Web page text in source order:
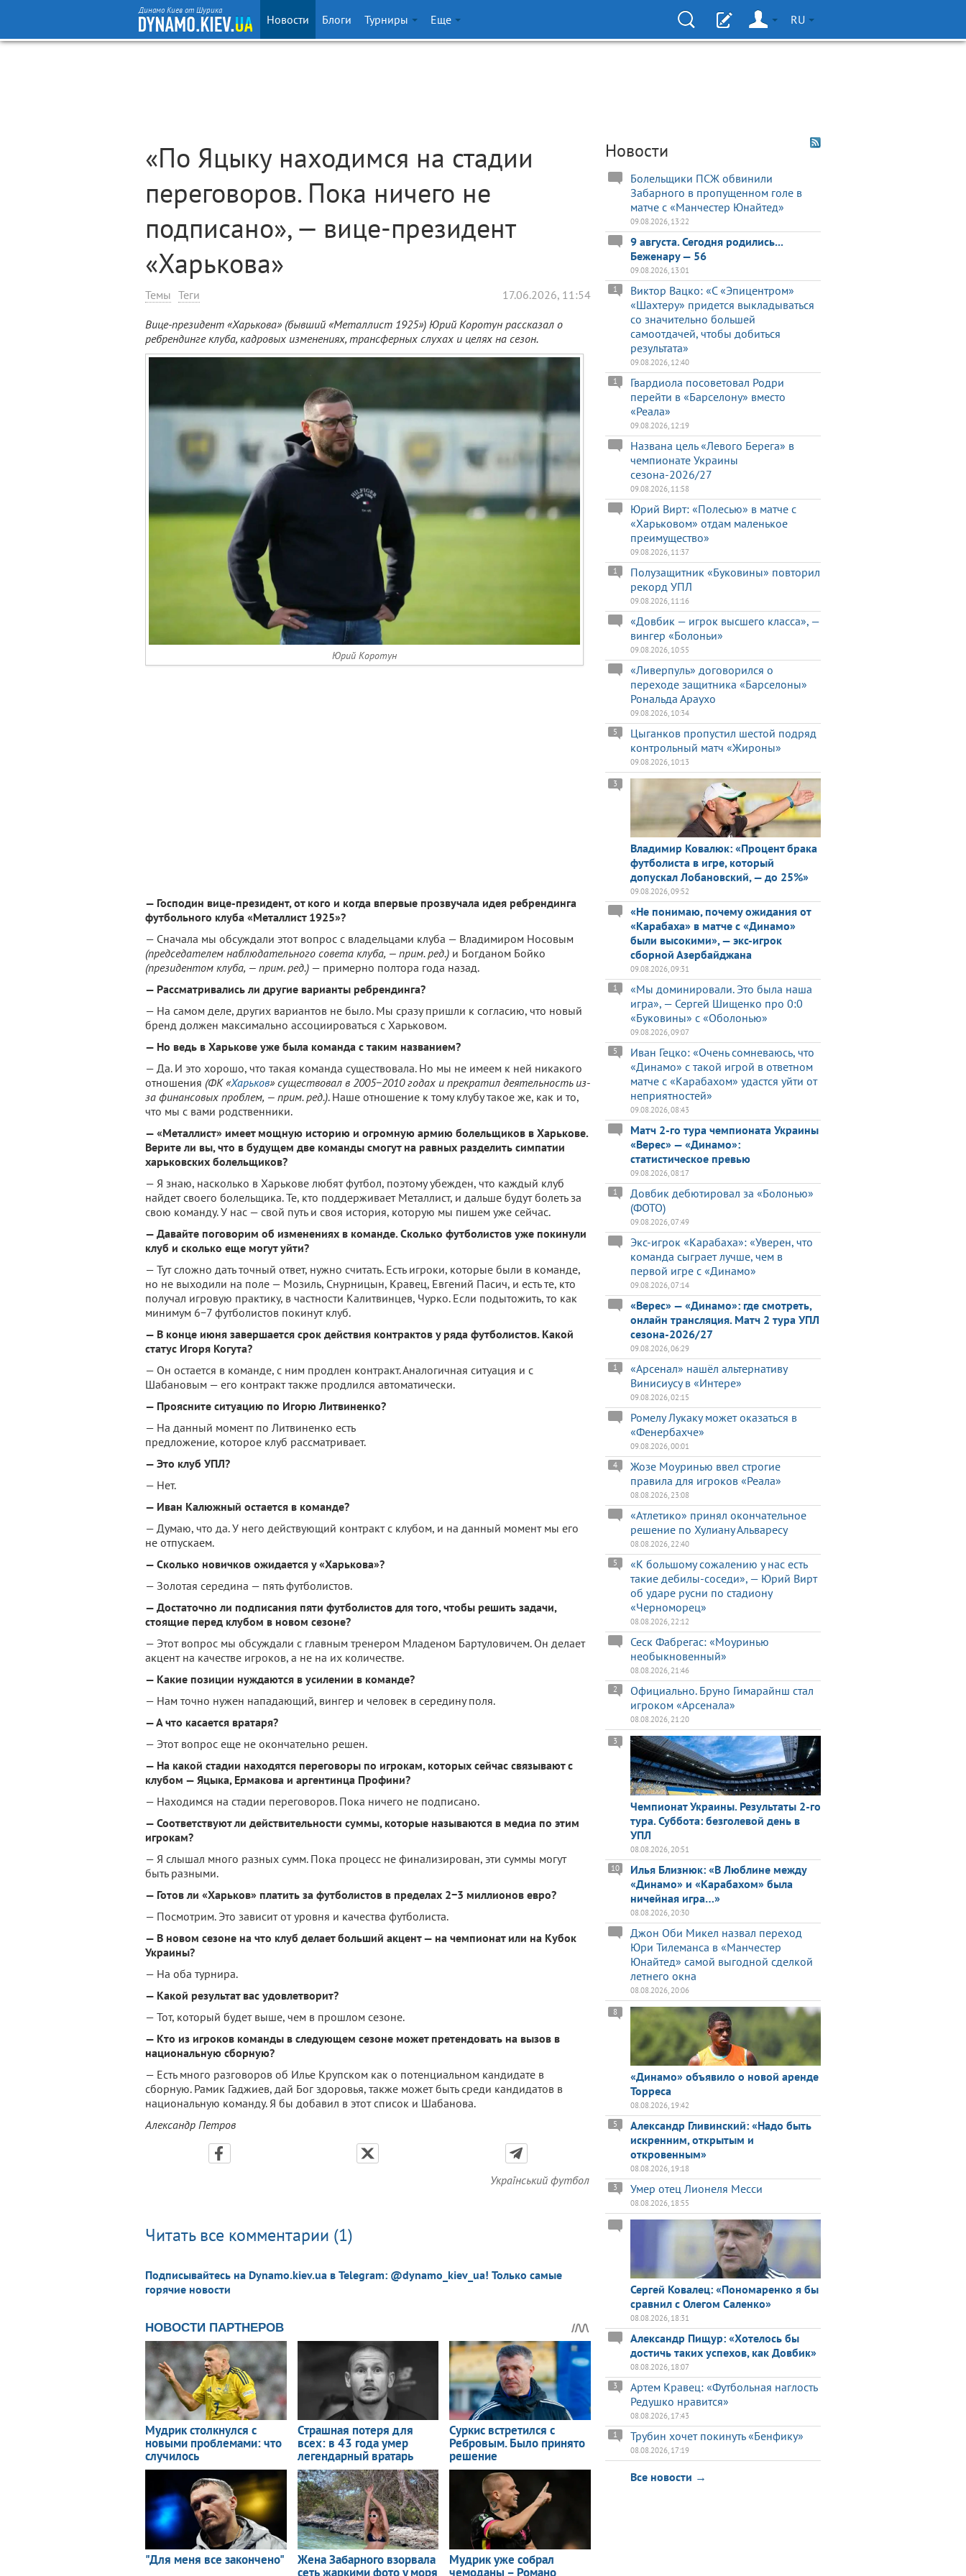
Динамо Киев от Шурика
Новости Блоги Турниры Еще RU
«По Яцыку находимся на стадии
переговоров. Пока ничего не
подписано», — вице-президент
«Харькова»
Темы Теги 17.06.2026, 11:54
Вице-президент «Харькова» (бывший «Металлист 1925») Юрий Коротун рассказал о
ребрендинге клуба, кадровых изменениях, трансферных слухах и целях на сезон.
Юрий Коротун
— Господин вице-президент, от кого и когда впервые прозвучала идея ребрендинга
футбольного клуба «Металлист 1925»?
— Сначала мы обсуждали этот вопрос с владельцами клуба — Владимиром Носовым
(председателем наблюдательного совета клуба, — прим. ред.) и Богданом Бойко
(президентом клуба, — прим. ред.) — примерно полтора года назад.
— Рассматривались ли другие варианты ребрендинга?
— На самом деле, других вариантов не было. Мы сразу пришли к согласию, что новый
бренд должен максимально ассоциироваться с Харьковом.
— Но ведь в Харькове уже была команда с таким названием?
— Да. И это хорошо, что такая команда существовала. Но мы не имеем к ней никакого
отношения (ФК «Харьков» существовал в 2005−2010 годах и прекратил деятельность из-
за финансовых проблем, — прим. ред.). Наше отношение к тому клубу такое же, как и то,
что мы с вами родственники.
— «Металлист» имеет мощную историю и огромную армию болельщиков в Харькове.
Верите ли вы, что в будущем две команды смогут на равных разделить симпатии
харьковских болельщиков?
— Я знаю, насколько в Харькове любят футбол, поэтому убежден, что каждый клуб
найдет своего болельщика. Те, кто поддерживает Металлист, и дальше будут болеть за
свою команду. У нас — свой путь и своя история, которую мы пишем уже сейчас.
— Давайте поговорим об изменениях в команде. Сколько футболистов уже покинули
клуб и сколько еще могут уйти?
— Тут сложно дать точный ответ, нужно считать. Есть игроки, которые были в команде,
но не выходили на поле — Мозиль, Снурницын, Кравец, Евгений Пасич, и есть те, кто
получал игровую практику, в частности Калитвинцев, Чурко. Если подытожить, то как
минимум 6−7 футболистов покинут клуб.
— В конце июня завершается срок действия контрактов у ряда футболистов. Какой
статус Игоря Когута?
— Он остается в команде, с ним продлен контракт. Аналогичная ситуация и с
Шабановым — его контракт также продлился автоматически.
— Проясните ситуацию по Игорю Литвиненко?
— На данный момент по Литвиненко есть
предложение, которое клуб рассматривает.
— Это клуб УПЛ?
— Нет.
— Иван Калюжный остается в команде?
— Думаю, что да. У него действующий контракт с клубом, и на данный момент мы его
не отпускаем.
— Сколько новичков ожидается у «Харькова»?
— Золотая середина — пять футболистов.
— Достаточно ли подписания пяти футболистов для того, чтобы решить задачи,
стоящие перед клубом в новом сезоне?
— Этот вопрос мы обсуждали с главным тренером Младеном Бартуловичем. Он делает
акцент на качестве игроков, а не на их количестве.
— Какие позиции нуждаются в усилении в команде?
— Нам точно нужен нападающий, вингер и человек в середину поля.
— А что касается вратаря?
— Этот вопрос еще не окончательно решен.
— На какой стадии находятся переговоры по игрокам, которых сейчас связывают с
клубом — Яцыка, Ермакова и аргентинца Профини?
— Находимся на стадии переговоров. Пока ничего не подписано.
— Соответствуют ли действительности суммы, которые называются в медиа по этим
игрокам?
— Я слышал много разных сумм. Пока процесс не финализирован, эти суммы могут
быть разными.
— Готов ли «Харьков» платить за футболистов в пределах 2−3 миллионов евро?
— Посмотрим. Это зависит от уровня и качества футболиста.
— В новом сезоне на что клуб делает больший акцент — на чемпионат или на Кубок
Украины?
— На оба турнира.
— Какой результат вас удовлетворит?
— Тот, который будет выше, чем в прошлом сезоне.
— Кто из игроков команды в следующем сезоне может претендовать на вызов в
национальную сборную?
— Есть много разговоров об Илье Крупском как о потенциальном кандидате в
сборную. Рамик Гаджиев, дай Бог здоровья, также может быть среди кандидатов в
национальную команду. Я бы добавил в этот список и Шабанова.
Александр Петров
Український футбол
Читать все комментарии (1)
Подписывайтесь на Dynamo.kiev.ua в Telegram: @dynamo_kiev_ua! Только самые
горячие новости
Новости
Болельщики ПСЖ обвинили
Забарного в пропущенном голе в
матче с «Манчестер Юнайтед»
09.08.2026, 13:22
9 августа. Сегодня родились...
Беженару — 56
09.08.2026, 13:01
Виктор Вацко: «С «Эпицентром»
«Шахтеру» придется выкладываться
со значительно большей
самоотдачей, чтобы добиться
результата»
1
09.08.2026, 12:40
Гвардиола посоветовал Родри
перейти в «Барселону» вместо
«Реала»
1
09.08.2026, 12:19
Названа цель «Левого Берега» в
чемпионате Украины
сезона-2026/27
09.08.2026, 11:58
Юрий Вирт: «Полесью» в матче с
«Харьковом» отдам маленькое
преимущество»
09.08.2026, 11:37
Полузащитник «Буковины» повторил
рекорд УПЛ
1
09.08.2026, 11:16
«Довбик — игрок высшего класса», —
вингер «Болоньи»
09.08.2026, 10:55
«Ливерпуль» договорился о
переходе защитника «Барселоны»
Рональда Араухо
09.08.2026, 10:34
Цыганков пропустил шестой подряд
контрольный матч «Жироны»
5
09.08.2026, 10:13
Владимир Ковалюк: «Процент брака
футболиста в игре, который
допускал Лобановский, — до 25%»
3
09.08.2026, 09:52
«Не понимаю, почему ожидания от
«Карабаха» в матче с «Динамо»
были высокими», — экс-игрок
сборной Азербайджана
09.08.2026, 09:31
«Мы доминировали. Это была наша
игра», — Сергей Шищенко про 0:0
«Буковины» с «Оболонью»
1
09.08.2026, 09:07
Иван Гецко: «Очень сомневаюсь, что
«Динамо» с такой игрой в ответном
матче с «Карабахом» удастся уйти от
неприятностей»
5
09.08.2026, 08:43
Матч 2-го тура чемпионата Украины
«Верес» — «Динамо»:
статистическое превью
09.08.2026, 08:17
Довбик дебютировал за «Болонью»
(ФОТО)
1
09.08.2026, 07:49
Экс-игрок «Карабаха»: «Уверен, что
команда сыграет лучше, чем в
первой игре с «Динамо»
09.08.2026, 07:14
«Верес» — «Динамо»: где смотреть,
онлайн трансляция. Матч 2 тура УПЛ
сезона-2026/27
09.08.2026, 06:29
«Арсенал» нашёл альтернативу
Винисиусу в «Интере»
1
09.08.2026, 02:15
Ромелу Лукаку может оказаться в
«Фенербахче»
09.08.2026, 00:01
Жозе Моуринью ввел строгие
правила для игроков «Реала»
4
08.08.2026, 23:08
«Атлетико» принял окончательное
решение по Хулиану Альваресу
08.08.2026, 22:40
«К большому сожалению у нас есть
такие дебилы-соседи», — Юрий Вирт
об ударе русни по стадиону
«Черноморец»
5
08.08.2026, 22:12
Сеск Фабрегас: «Моуринью
необыкновенный»
08.08.2026, 21:46
Официально. Бруно Гимарайнш стал
игроком «Арсенала»
2
08.08.2026, 21:20
Чемпионат Украины. Результаты 2-го
тура. Суббота: безголевой день в
УПЛ
3
08.08.2026, 20:51
Илья Близнюк: «В Люблине между
«Динамо» и «Карабахом» была
ничейная игра…»
10
08.08.2026, 20:30
Джон Оби Микел назвал переход
Юри Тилеманса в «Манчестер
Юнайтед» самой выгодной сделкой
летнего окна
08.08.2026, 20:06
«Динамо» объявило о новой аренде
Торреса
8
08.08.2026, 19:42
Александр Гливинский: «Надо быть
искренним, открытым и
откровенным»
5
08.08.2026, 19:18
Умер отец Лионеля Месси
3
08.08.2026, 18:55
Сергей Ковалец: «Пономаренко я бы
сравнил с Олегом Саленко»
08.08.2026, 18:31
Александр Пищур: «Хотелось бы
достичь таких успехов, как Довбик»
08.08.2026, 18:07
Артем Кравец: «Футбольная наглость
Редушко нравится»
3
08.08.2026, 17:43
Трубин хочет покинуть «Бенфику»
1
08.08.2026, 17:19
Все новости →